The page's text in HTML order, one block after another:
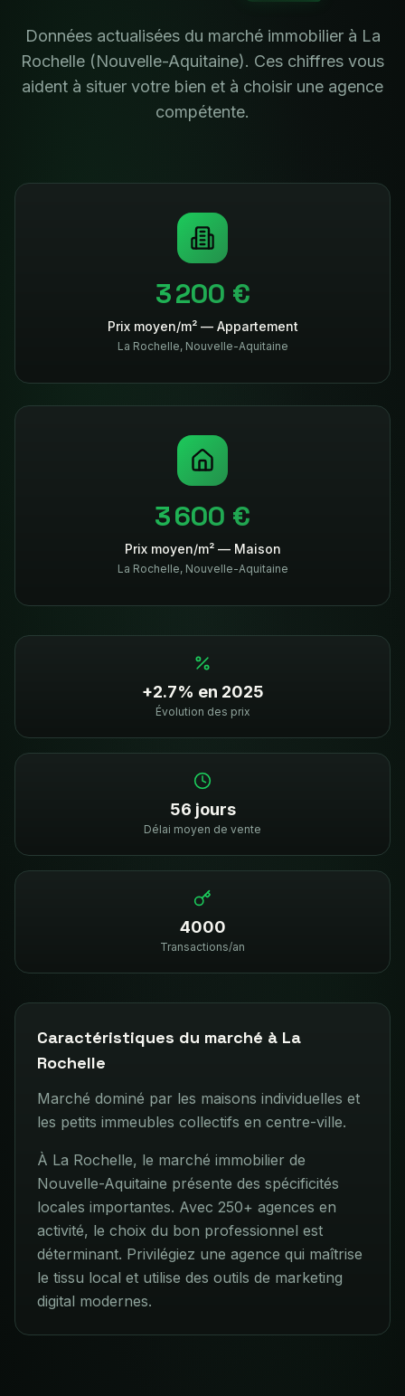
Données actualisées du marché immobilier à La
Rochelle (Nouvelle-Aquitaine). Ces chiffres vous
aident à situer votre bien et à choisir une agence
compétente.
3 200 €
Prix moyen/m² — Appartement
La Rochelle, Nouvelle-Aquitaine
3 600 €
Prix moyen/m² — Maison
La Rochelle, Nouvelle-Aquitaine
+2.7% en 2025
Évolution des prix
56 jours
Délai moyen de vente
4000
Transactions/an
Caractéristiques du marché à La
Rochelle
Marché dominé par les maisons individuelles et
les petits immeubles collectifs en centre-ville.
À La Rochelle, le marché immobilier de
Nouvelle-Aquitaine présente des spécificités
locales importantes. Avec 250+ agences en
activité, le choix du bon professionnel est
déterminant. Privilégiez une agence qui maîtrise
le tissu local et utilise des outils de marketing
digital modernes.